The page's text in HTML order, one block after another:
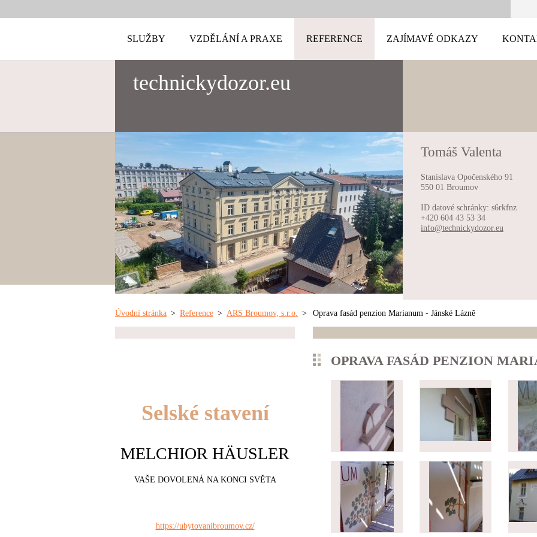
SLUŽBY VZDĚLÁNÍ A PRAXE REFERENCE ZAJÍMAVÉ ODKAZY
technickydozor.eu
Tomáš Valenta
Stanislava Opočenského 91
550 01 Broumov
ID datové schránky: s6rkfnz
+420 604 43 53 34
info@technickydozor.eu
Úvodní stránka > Reference > ARS Broumov, s.r.o. > Oprava fasád penzion Marianum - Jánské Lázně
Selské stavení
MELCHIOR HÄUSLER
VAŠE DOVOLENÁ NA KONCI SVĚTA
https://ubytovanibroumov.cz/
OPRAVA FASÁD PENZION